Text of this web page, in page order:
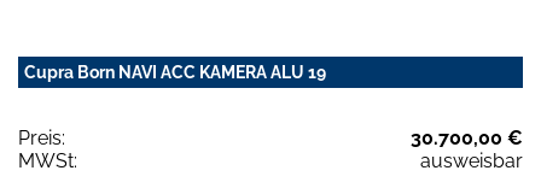
Cupra Born NAVI ACC KAMERA ALU 19
Preis:
30.700,00 €
MWSt:
ausweisbar